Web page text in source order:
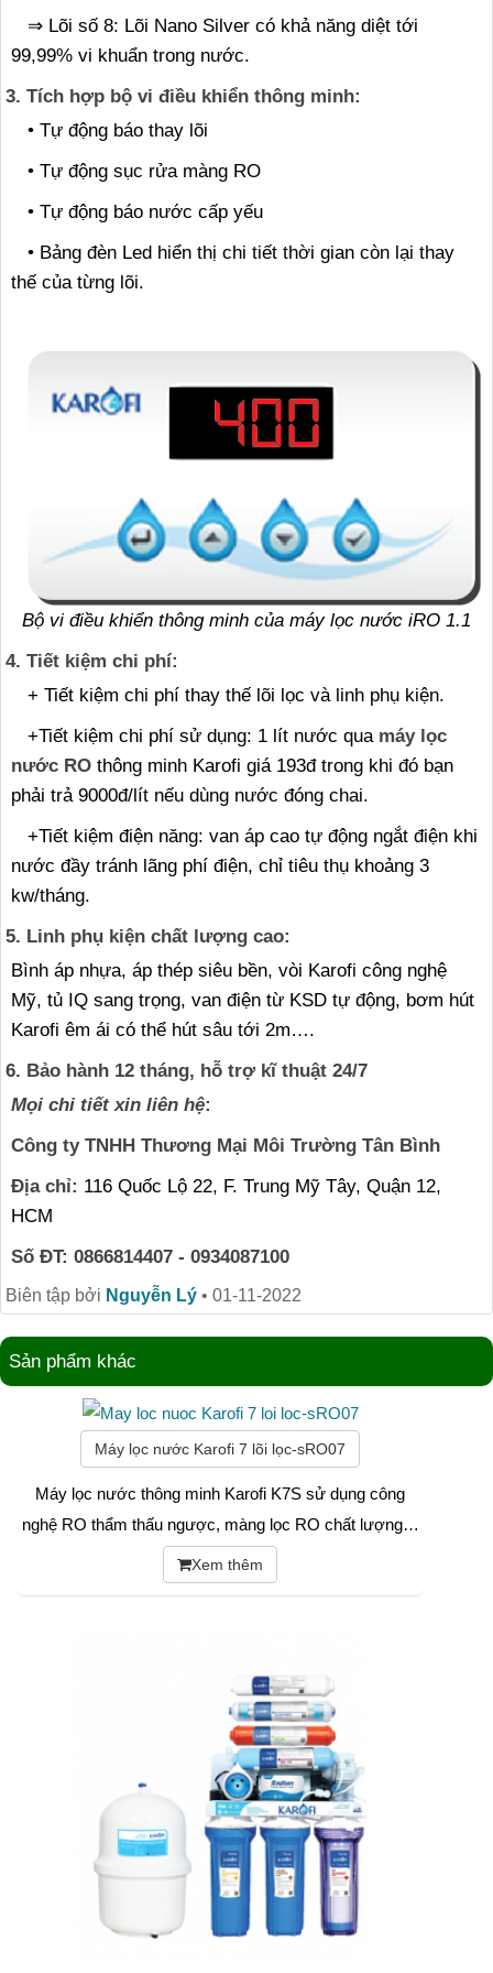
⇒ Lõi số 8: Lõi Nano Silver có khả năng diệt tới
99,99% vi khuẩn trong nước.
3. Tích hợp bộ vi điều khiển thông minh:
• Tự động báo thay lõi
• Tự động sục rửa màng RO
• Tự động báo nước cấp yếu
• Bảng đèn Led hiển thị chi tiết thời gian còn lại thay
thế của từng lõi.
Bộ vi điều khiển thông minh của máy lọc nước iRO 1.1
4. Tiết kiệm chi phí:
+ Tiết kiệm chi phí thay thế lõi lọc và linh phụ kiện.
+Tiết kiệm chi phí sử dụng: 1 lít nước qua máy lọc
nước RO thông minh Karofi giá 193đ trong khi đó bạn
phải trả 9000đ/lít nếu dùng nước đóng chai.
+Tiết kiệm điện năng: van áp cao tự động ngắt điện khi
nước đầy tránh lãng phí điện, chỉ tiêu thụ khoảng 3
kw/tháng.
5. Linh phụ kiện chất lượng cao:
Bình áp nhựa, áp thép siêu bền, vòi Karofi công nghệ
Mỹ, tủ IQ sang trọng, van điện từ KSD tự động, bơm hút
Karofi êm ái có thể hút sâu tới 2m….
6. Bảo hành 12 tháng, hỗ trợ kĩ thuật 24/7
Mọi chi tiết xin liên hệ:
Công ty TNHH Thương Mại Môi Trường Tân Bình
Địa chỉ: 116 Quốc Lộ 22, F. Trung Mỹ Tây, Quận 12,
HCM
Số ĐT: 0866814407 - 0934087100
Biên tập bởi Nguyễn Lý • 01-11-2022
Sản phẩm khác
Máy lọc nước Karofi 7 lõi lọc-sRO07
Máy lọc nước thông minh Karofi K7S sử dụng công
nghệ RO thẩm thấu ngược, màng lọc RO chất lượng…
Xem thêm